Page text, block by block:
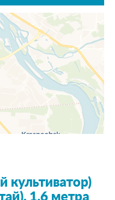
культиватор)
1.6 метра